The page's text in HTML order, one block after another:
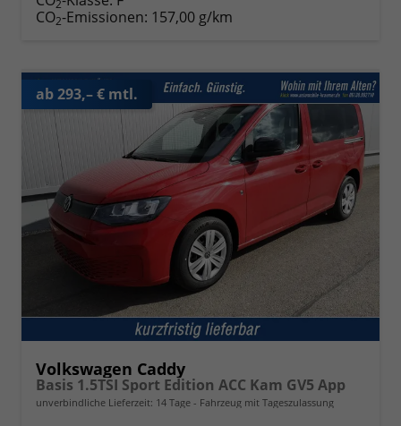
2
CO2-Emissionen: 157,00 g/km
ab 293,– € mtl.
Volkswagen Caddy
Basis 1.5TSI Sport Edition ACC Kam GV5 App
unverbindliche Lieferzeit: 14 Tage Fahrzeug mit Tageszulassung